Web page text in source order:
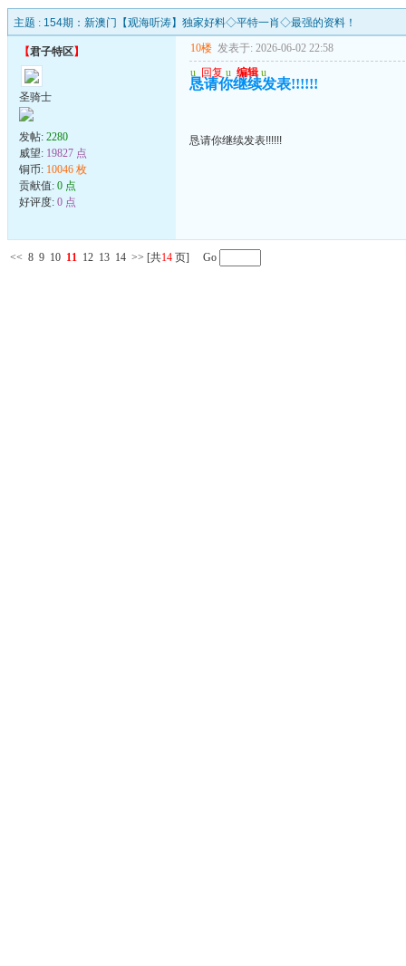
主题 : 154期：新澳门【观海听涛】独家好料◇平特一肖◇最强的资料！
【君子特区】
圣骑士
发帖: 2280
威望: 19827 点
铜币: 10046 枚
贡献值: 0 点
好评度: 0 点
10楼 发表于: 2026-06-02 22:58
u 回复 u 编辑 u
恳请你继续发表!!!!!!
恳请你继续发表!!!!!!
<< 8 9 10 11 12 13 14 >> [共14 页] Go